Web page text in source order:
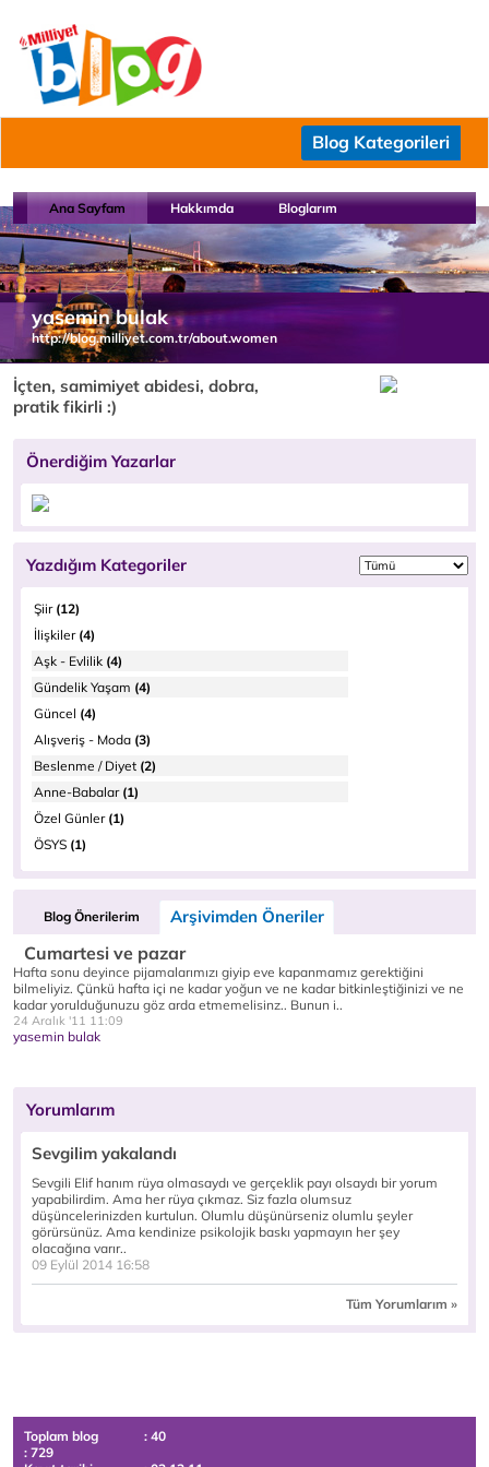
Blog Kategorileri
Ana Sayfam Hakkımda Bloglarım
yasemin bulak
http://blog.milliyet.com.tr/about.women
İçten, samimiyet abidesi, dobra,
pratik fikirli :)
Önerdiğim Yazarlar
Yazdığım Kategoriler
Şiir(12)
İlişkiler(4)
Aşk - Evlilik (4)
Gündelik Yaşam (4)
Güncel (4)
Alışveriş - Moda (3)
Beslenme / Diyet (2)
Anne-Babalar(1)
Özel Günler(1)
ÖSYS (1)
Blog Önerilerim Arşivimden Öneriler
Cumartesi ve pazar
Hafta sonu deyince pijamalarımızı giyip eve kapanmamız gerektiğini
bilmeliyiz. Çünkü hafta içi ne kadar yoğun ve ne kadar bitkinleştiğinizi ve ne
kadar yorulduğunuzu göz arda etmemelisinz.. Bunun i..
24 Aralık '11 11:09
yasemin bulak
Yorumlarım
Sevgilim yakalandı
Sevgili Elif hanım rüya olmasaydı ve gerçeklik payı olsaydı bir yorum
yapabilirdim. Ama her rüya çıkmaz. Siz fazla olumsuz
düşüncelerinizden kurtulun. Olumlu düşünürseniz olumlu şeyler
görürsünüz. Ama kendinize psikolojik baskı yapmayın her şey
olacağına varır..
09 Eylül 2014 16:58
Tüm Yorumlarım »
Toplam blog
: 40
: 729